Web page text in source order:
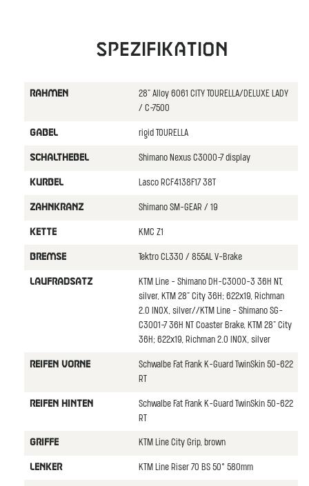
Spezifikation
RAHMEN
28" Alloy 6061 CITY TOURELLA/DELUXE LADY
/ C-7500
GABEL rigid TOURELLA
SCHALTHEBEL Shimano Nexus C3000-7 display
KURBEL Lasco RCF4138F17 38T
ZAHNKRANZ Shimano SM-GEAR / 19
KETTE KMC Z1
BREMSE Tektro CL330 / 855AL V-Brake
LAUFRADSATZ
KTM Line - Shimano DH-C3000-3 36H NT,
silver, KTM 28" City 36H; 622x19, Richman
2.0 INOX, silver//KTM Line - Shimano SG-
C3001-7 36H NT Coaster Brake, KTM 28" City
36H; 622x19, Richman 2.0 INOX, silver
REIFEN VORNE
Schwalbe Fat Frank K-Guard TwinSkin 50-622
RT
REIFEN HINTEN
Schwalbe Fat Frank K-Guard TwinSkin 50-622
RT
GRIFFE KTM Line City Grip, brown
LENKER KTM Line Riser 70 BS 50° 580mm